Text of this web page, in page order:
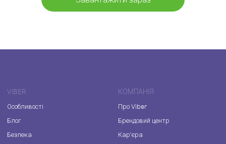
VIBER
Особливості
Блог
Безпека
КОМПАНІЯ
Про Viber
Брендовий центр
Кар'єра